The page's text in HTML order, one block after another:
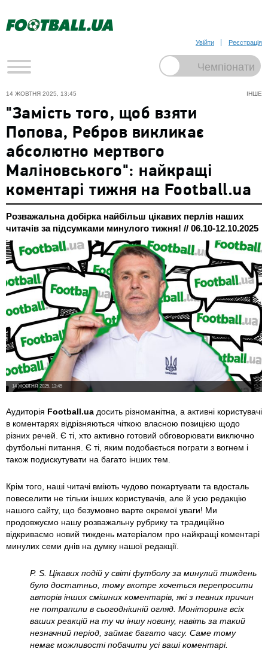
Увійти Реєстрація
ІНШЕ
14 ЖОВТНЯ 2025, 13:45
"Замість того, щоб взяти
Попова, Ребров викликає
абсолютно мертвого
Маліновського": найкращі
коментарі тижня на Football.ua
Розважальна добірка найбільш цікавих перлів наших
читачів за підсумками минулого тижня! // 06.10-12.10.2025
14 ЖОВТНЯ 2025, 13:45
Аудиторія Football.ua досить різноманітна, а активні користувачі
в коментарях відрізняються чіткою власною позицією щодо
різних речей. Є ті, хто активно готовий обговорювати виключно
футбольні питання. Є ті, яким подобається пограти з вогнем і
також подискутувати на багато інших тем.
Крім того, наші читачі вміють чудово пожартувати та вдосталь
повеселити не тільки інших користувачів, але й усю редакцію
нашого сайту, що безумовно варте окремої уваги! Ми
продовжуємо нашу розважальну рубрику та традиційно
відкриваємо новий тиждень матеріалом про найкращі коментарі
минулих семи днів на думку нашої редакції.
P. S. Цікавих подій у світі футболу за минулий тиждень
було достатньо, тому вкотре хочеться перепросити
авторів інших смішних коментарів, які з певних причин
не потрапили в сьогоднішній огляд. Моніторинг всіх
ваших реакцій на ту чи іншу новину, навіть за такий
незначний період, займає багато часу. Саме тому
немає можливості побачити усі ваші коментарі.